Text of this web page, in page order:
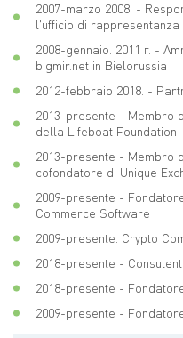
2007-marzo 2008. -
l'ufficio di rappresentanza
2008-gennaio. 2011 г. -
bigmir.net in Bielorussia
2012-febbraio 2018. -
2013-presente - Membro
della Lifeboat Foundation
2013-presente - Membro
cofondatore di Unique
2009-presente -
Commerce Software
2009-presente. Crypto
2018-presente -
2018-presente -
2009-presente -